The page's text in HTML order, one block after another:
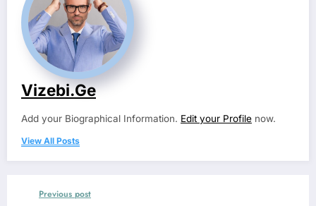
Vizebi.ge
Add your Biographical Information. Edit your Profile now.
View All Posts
Previous post